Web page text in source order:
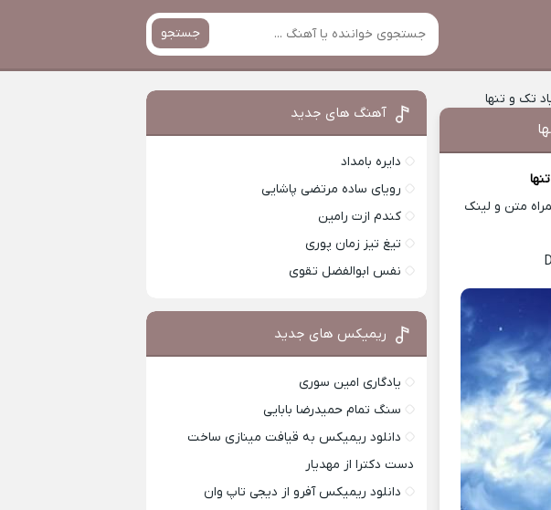
جستجو
تک و تنها
متن و لینک
آهنگ های جدید
دایره بامداد
رویای ساده مرتضی پاشایی
کندم ازت رامین
تیغ تیز زمان پوری
نفس ابوالفضل تقوی
ریمیکس های جدید
یادگاری امین سوری
سنگ تمام حمیدرضا بابایی
دانلود ریمیکس به قیافت مینازی ساخت
دست دکترا از مهدیار
دانلود ریمیکس آفرو از ديجی تاپ وان